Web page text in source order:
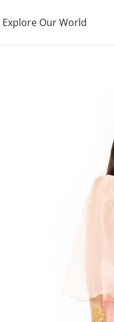
Explore Our World